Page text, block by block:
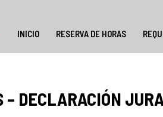
INICIO RESERVA DE HORAS
– DECLARACIÓN